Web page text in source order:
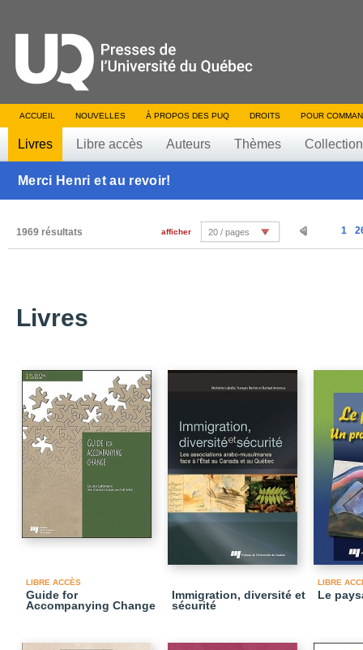
ACCUEIL NOUVELLES À PROPOS DES PUQ DROITS POUR
Livres Libre accès Auteurs Thèmes
Merci Henri et au revoir!
1969 résultats 1
afficher 20 / pages
Livres
LIBRE ACCÈS
Guide for
Accompanying Change
Immigration, diversité et
sécurité
LIBRE
Le